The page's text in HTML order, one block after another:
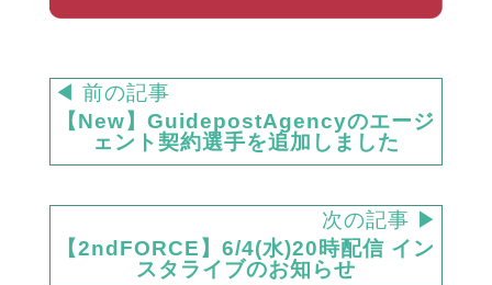
◀ 前の記事
【New】GuidepostAgencyのエージ
ェント契約選手を追加しました
次の記事 ▶
【2ndFORCE】6/4(水)20時配信 イン
スタライブのお知らせ